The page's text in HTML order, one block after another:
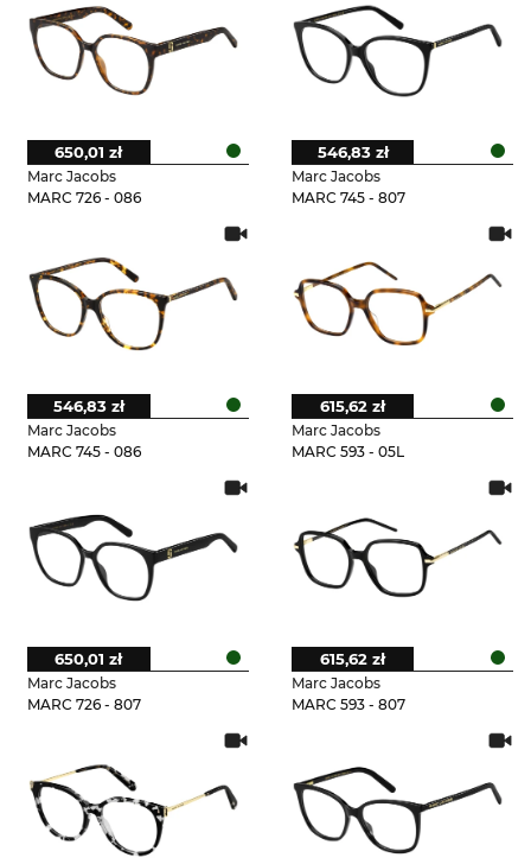
Marc Jacobs
MARC 726 - 086
650,01 zł
Marc Jacobs
MARC 745 - 807
546,83 zł
Marc Jacobs
MARC 745 - 086
546,83 zł
Marc Jacobs
MARC 593 - 05L
615,62 zł
Marc Jacobs
MARC 726 - 807
650,01 zł
Marc Jacobs
MARC 593 - 807
615,62 zł